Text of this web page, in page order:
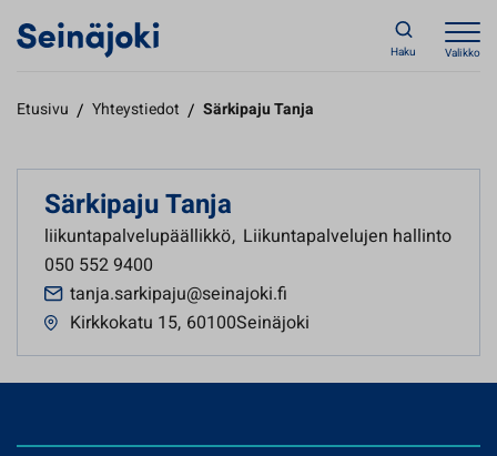
Haku Valikko
Etusivu / Yhteystiedot / Särkipaju Tanja
Särkipaju Tanja
liikuntapalvelupäällikkö, Liikuntapalvelujen hallinto
050 552 9400
tanja.sarkipaju@seinajoki.fi
Kirkkokatu 15, 60100Seinäjoki